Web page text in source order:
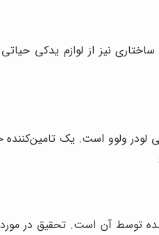
نیز از لوازم یدکی
لودر ولوو است. یک
توسط آن است. تحقیق در